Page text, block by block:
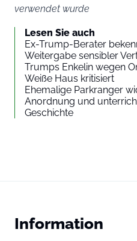
verwendet wurde
Lesen Sie auch
Ex-Trump-Berater
Weitergabe sensibler
Trumps Enkelin wegen
Weiße Haus kritisiert
Ehemalige Parkranger
Anordnung und
Geschichte
Information